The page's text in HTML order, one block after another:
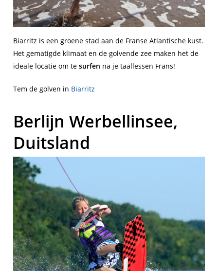
Biarritz is een groene stad aan de Franse Atlantische kust.
Het gematigde klimaat en de golvende zee maken het de
ideale locatie om tesurfen na je taallessen Frans!
Tem de golven in Biarritz
Berlijn Werbellinsee,
Duitsland